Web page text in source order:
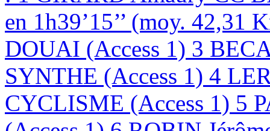
en 1h39’15’’ (moy.
DOUAI (Access 1) 3
SYNTHE (Access 1) 4
CYCLISME (Access 1) 5